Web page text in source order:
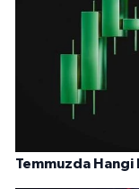
Temmuzda Hangi